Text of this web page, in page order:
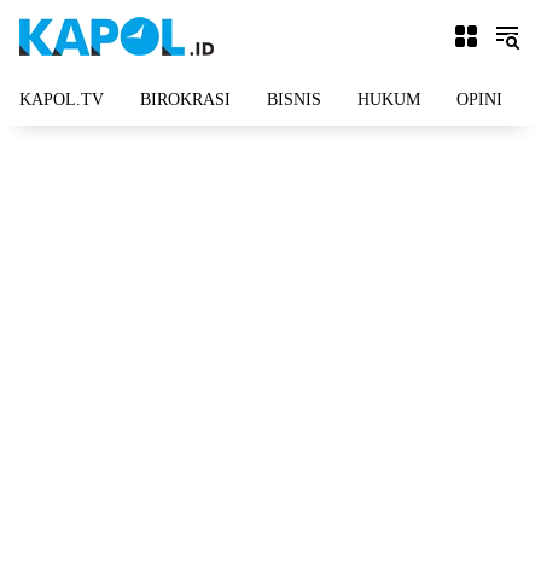
KAPOL.TV BIROKRASI BISNIS HUKUM OPINI